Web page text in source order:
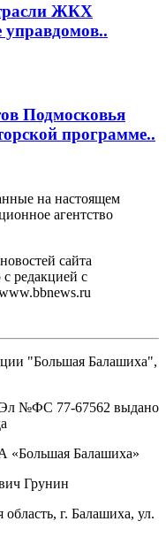
ЖКХ
управдомов..
Подмосковья
программе..
на настоящем
агентство
сайта
с редакцией с
"Большая Балашиха",
№ФС ‎77-67562 выдано
Балашиха»
Грунин
г. Балашиха, ул.